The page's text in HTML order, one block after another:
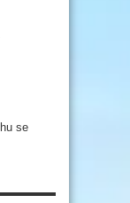
se